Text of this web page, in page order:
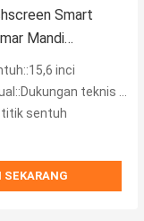
Smart
Mandi
inci
teknis online
sentuh
SEKARANG